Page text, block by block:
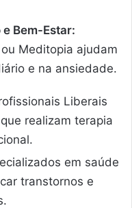
Bem-Estar:
Meditopia ajudam
e na ansiedade.
Liberais
realizam terapia
em saúde
transtornos e